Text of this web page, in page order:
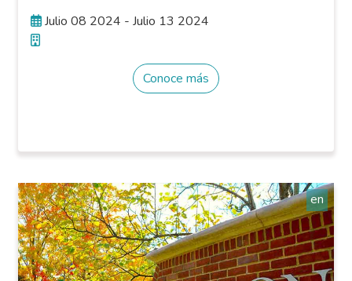
Julio 08 2024 - Julio 13 2024
Conoce más
en